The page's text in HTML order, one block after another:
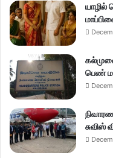
பெண்
சுவிஸ்